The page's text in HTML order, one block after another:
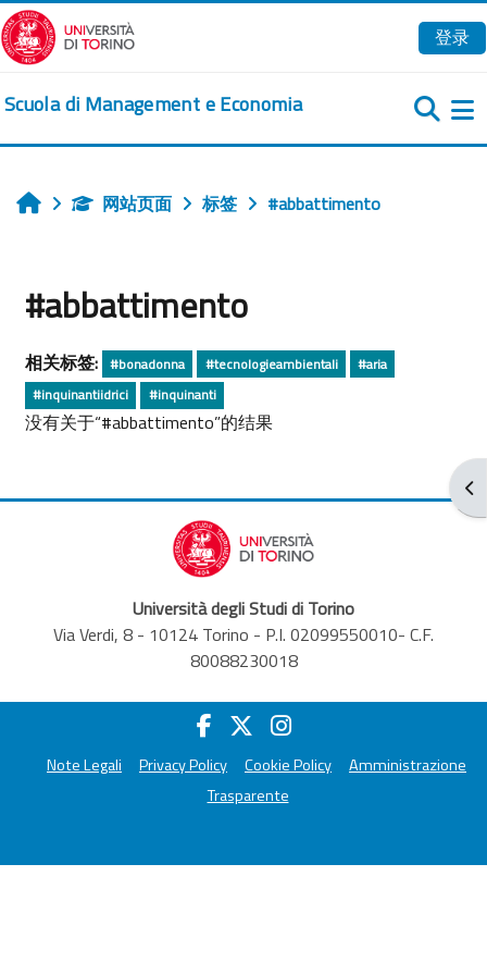
跳到主要内容
登录
Scuola di Management e Economia
打
首页 网站页面 标签 #abbattimento
#abbattimento
相关标签: #bonadonna #tecnologieambientali
#aria
#inquinantiidrici
#inquinanti
没有关于“#abbattimento”的结果
Università degli Studi di Torino
Via Verdi, 8 - 10124 Torino - P.I. 02099550010- C.F.
80088230018
Note Legali Privacy Policy Cookie Policy
Amministrazione
Trasparente